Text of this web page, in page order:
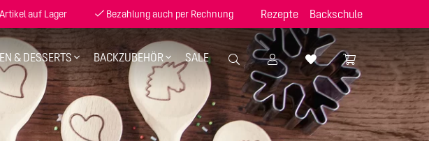
auf Lager Bezahlung auch per Rechnung Rezepte Backschule
& DESSERTS BACKZUBEHÖR SALE